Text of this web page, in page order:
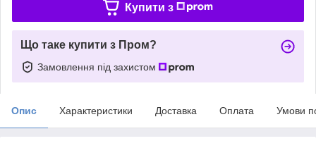
Купити з
Що таке купити з Пром?
Замовлення під захистом
Опис Характеристики Доставка Оплата Умови